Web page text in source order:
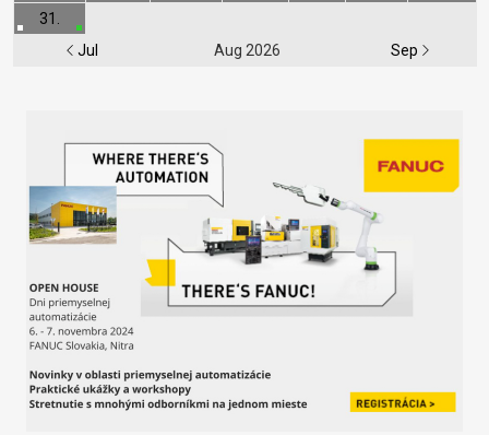
Jul Aug 2026 Sep
31.